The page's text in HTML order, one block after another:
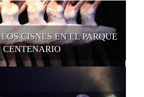
CISNES EN EL PARQUE
CENTENARIO